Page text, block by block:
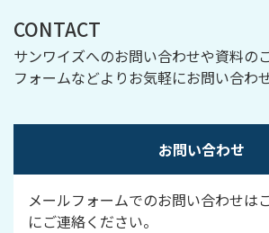
CONTACT
サンワイズへのお問い合わせや資料の
フォームなどよりお気軽にお問い合わ
お問い合わせ
メールフォームでのお問い合わせは
にご連絡ください。